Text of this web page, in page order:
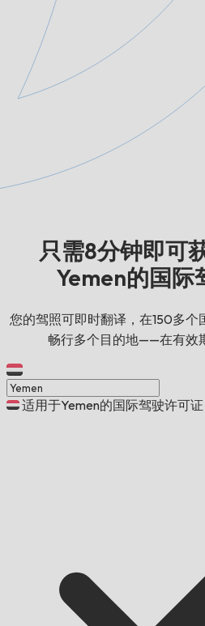
只需8分钟即可
Yemen的国际
您的驾照可即时翻译，在150多
畅行多个目的地——在有效
适用于Yemen的国际驾驶许可证